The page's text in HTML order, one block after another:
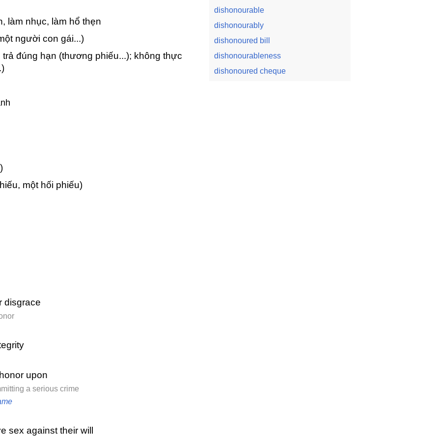
làm nhục, làm hổ thẹn
người con gái...)
đúng hạn (thương phiếu...); không thực
một hối phiếu)
disgrace
upon
a serious crime
sex against their will
dishonourable
dishonourably
dishonoured bill
dishonourableness
dishonoured cheque